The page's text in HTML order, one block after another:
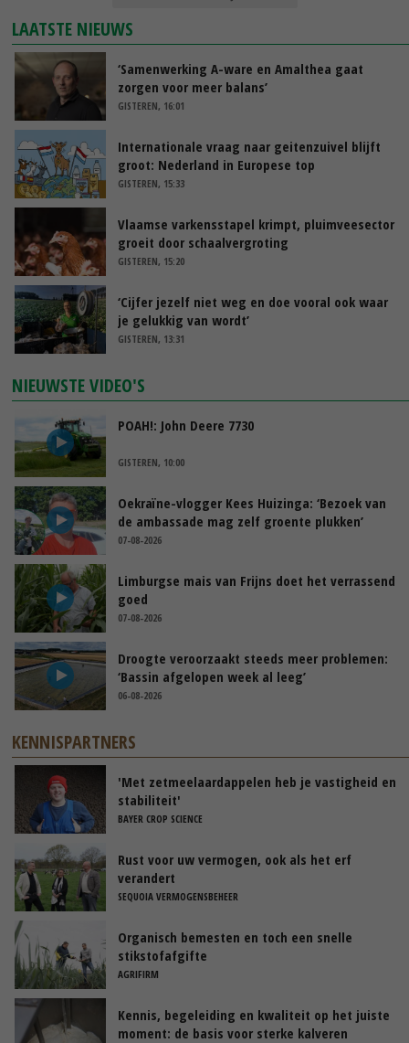
LAATSTE NIEUWS
‘Samenwerking A-ware en Amalthea gaat
zorgen voor meer balans’
GISTEREN, 16:01
Internationale vraag naar geitenzuivel blijft
groot: Nederland in Europese top
GISTEREN, 15:33
Vlaamse varkensstapel krimpt, pluimveesector
groeit door schaalvergroting
GISTEREN, 15:20
‘Cijfer jezelf niet weg en doe vooral ook waar
je gelukkig van wordt’
GISTEREN, 13:31
NIEUWSTE VIDEO'S
POAH!: John Deere 7730
GISTEREN, 10:00
Oekraïne-vlogger Kees Huizinga: ‘Bezoek van
de ambassade mag zelf groente plukken’
07-08-2026
Limburgse mais van Frijns doet het verrassend
goed
07-08-2026
Droogte veroorzaakt steeds meer problemen:
‘Bassin afgelopen week al leeg’
06-08-2026
KENNISPARTNERS
'Met zetmeelaardappelen heb je vastigheid en
stabiliteit'
BAYER CROP SCIENCE
Rust voor uw vermogen, ook als het erf
verandert
SEQUOIA VERMOGENSBEHEER
Organisch bemesten en toch een snelle
stikstofafgifte
AGRIFIRM
Kennis, begeleiding en kwaliteit op het juiste
moment: de basis voor sterke kalveren